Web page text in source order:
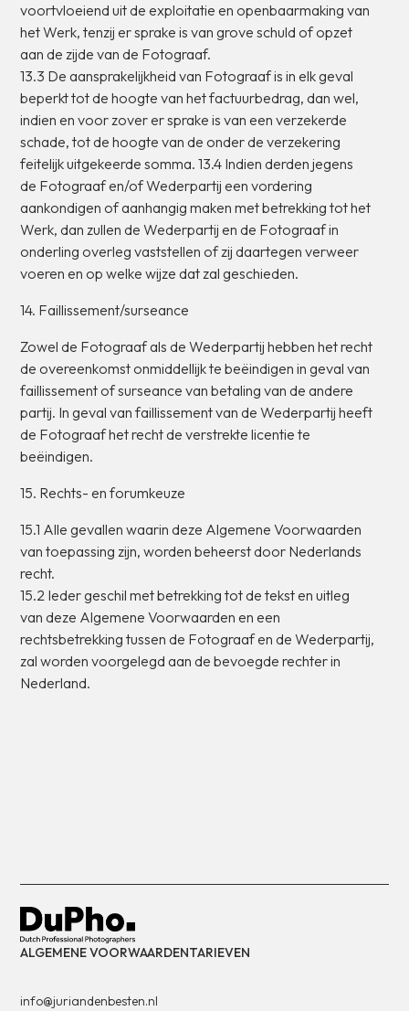
voortvloeiend uit de exploitatie en openbaarmaking van
hetWerk, tenzij ersprake is van grove schuld ofopzet
aan de zijde van de Fotograaf.
13.3 De aansprakelijkheid van Fotograafis in elkgeval
beperkttot de hoogte van hetfactuurbedrag, dan wel,
indien en voorzoverersprake is van een verzekerde
schade, tot de hoogte van de onder de verzekering
feitelijkuitgekeerde somma. 13.4 Indien derden jegens
de Fotograafen/ofWederpartij een vordering
aankondigen ofaanhangig maken metbetrekking tothet
Werk, dan zullen de Wederpartij en de Fotograafin
onderling overleg vaststellen ofzij daartegen verweer
voeren en op welke wijze datzal geschieden.
14. Faillissement/surseance
Zowel de Fotograafals de Wederpartij hebben hetrecht
de overeenkomst onmiddellijkte beëindigen in geval van
faillissement ofsurseance van betaling van de andere
partij. In geval van faillissementvan de Wederpartij heeft
de Fotograafhetrecht de verstrekte licentie te
beëindigen.
15. Rechts- en forumkeuze
15.1 Alle gevallen waarin deze Algemene Voorwaarden
van toepassing zijn, worden beheerst door Nederlands
recht.
15.2 Iedergeschil metbetrekking tot de teksten uitleg
van deze Algemene Voorwaarden en een
rechtsbetrekking tussen de Fotograafen de Wederpartij,
zal worden voorgelegd aan de bevoegde rechterin
Nederland.
ALGEMENE VOORWAARDENTARIEVEN
info@juriandenbesten.nl